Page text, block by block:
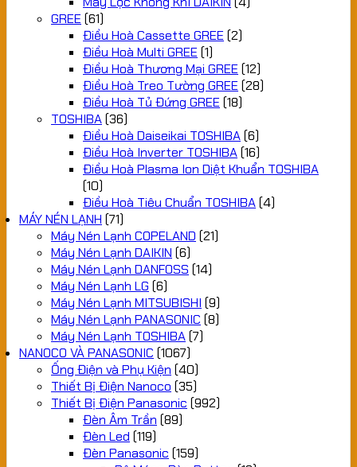
GREE (61)
Điều Hoà Cassette GREE (2)
Điều Hoà Multi GREE (1)
Điều Hoà Thương Mại GREE (12)
Điều Hoà Treo Tường GREE (28)
Điều Hoà Tủ Đứng GREE (18)
TOSHIBA(36)
Điều Hoà Daiseikai TOSHIBA(6)
Điều Hoà Inverter TOSHIBA(16)
Điều Hoà Plasma Ion Diệt Khuẩn TOSHIBA
(10)
Điều Hoà Tiêu Chuẩn TOSHIBA(4)
MÁY NÉN LẠNH (71)
Máy Nén Lạnh COPELAND (21)
Máy Nén Lạnh DAIKIN (6)
Máy Nén Lạnh DANFOSS (14)
Máy Nén Lạnh LG (6)
Máy Nén Lạnh MITSUBISHI (9)
Máy Nén Lạnh PANASONIC (8)
Máy Nén Lạnh TOSHIBA(7)
NANOCO VÀ PANASONIC (1067)
Ống Điện và Phụ Kiện (40)
Thiết Bị Điện Nanoco (35)
Thiết Bị Điện Panasonic (992)
Đèn Âm Trần (89)
Đèn Led (119)
Đèn Panasonic (159)